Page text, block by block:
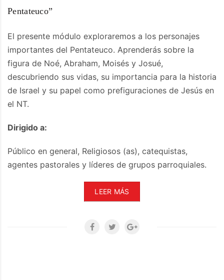
Pentateuco”
El presente módulo exploraremos a los personajes
importantes del Pentateuco. Aprenderás sobre la
figura de Noé, Abraham, Moisés y Josué,
descubriendo sus vidas, su importancia para la historia
de Israel y su papel como prefiguraciones de Jesús en
el NT.
Dirigido a:
Público en general, Religiosos (as), catequistas,
agentes pastorales y líderes de grupos parroquiales.
LEER MÁS